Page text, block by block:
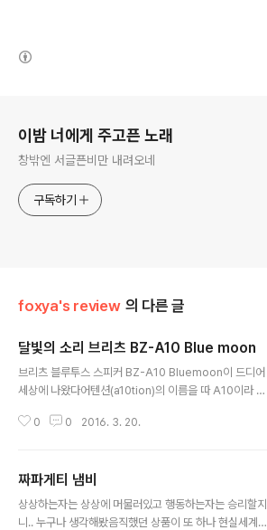
이밤 너에게 주고픈 노래
창밖엔 서글픈비만 내려오네
구독하기
foxya's review 의 다른 글
달빛의 소리 브리츠 BZ-A10 Blue moon
브리츠 블루투스 스피커 BZ-A10 Bluemoon이 드디어
세상에 나왔다어텐션(a10tion)의 이름을 따 A10이라 이
를 해야 하다니... 다이아몬드 커팅으로 재단된 매끄러움동
드,블랙 총 3가지 색상골드가 가장 마음에 들긴 하다개인
적으로.. 블랙은 너무 흔해서 그런가. 갈탄 느낌이 나네.. 전
원을 키면 하단부에 불빛을 쏴주는 구조라 밤에 보면 상당
0 0 2016. 3. 20.
짜파게티 냄비
상상하는자는 상상에 머물러있고 행동하는자는 승리할지
니.. 누구나 생각해봤음직했던 상품이 또 하나 현실세계에